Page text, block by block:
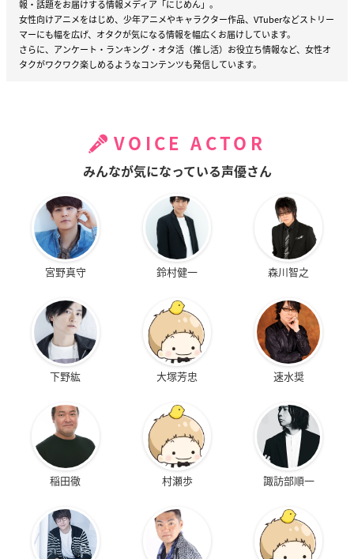
報・話題をお届けする情報メディア「にじめん」。
女性向けアニメをはじめ、少年アニメやキャラクター作品、VTuberなどストリー
マーにも幅を広げ、オタクが気になる情報を幅広くお届けしています。
さらに、アンケート・ランキング・オタ活（推し活）お役立ち情報など、女性オ
タクがワクワク楽しめるようなコンテンツも発信しています。
VOICE ACTOR
みんなが気になっている声優さん
宮野真守 鈴村健一 森川智之
下野紘 大塚芳忠 速水奨
稲田徹 村瀬歩 諏訪部順一